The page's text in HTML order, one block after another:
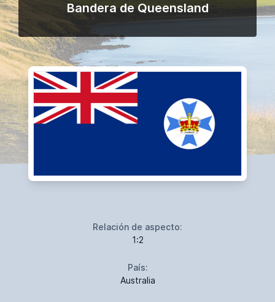
Bandera de Queensland
Relación de aspecto:
1:2
País:
Australia